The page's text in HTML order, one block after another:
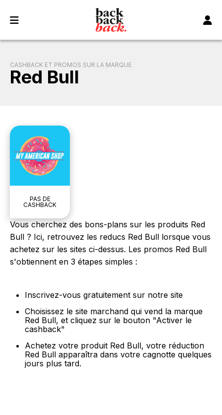
CASHBACK ET PROMOS SUR LA MARQUE
Red Bull
PAS DE
CASHBACK
Vous cherchez des bons-plans sur les produits Red
Bull ? Ici, retrouvez les reducs Red Bull lorsque vous
achetez sur les sites ci-dessus. Les promos Red Bull
s'obtiennent en 3 étapes simples :
Inscrivez-vous gratuitement sur notre site
Choisissez le site marchand qui vend la marque
Red Bull, et cliquez sur le bouton "Activer le
cashback"
Achetez votre produit Red Bull, votre réduction
Red Bull apparaîtra dans votre cagnotte quelques
jours plus tard.